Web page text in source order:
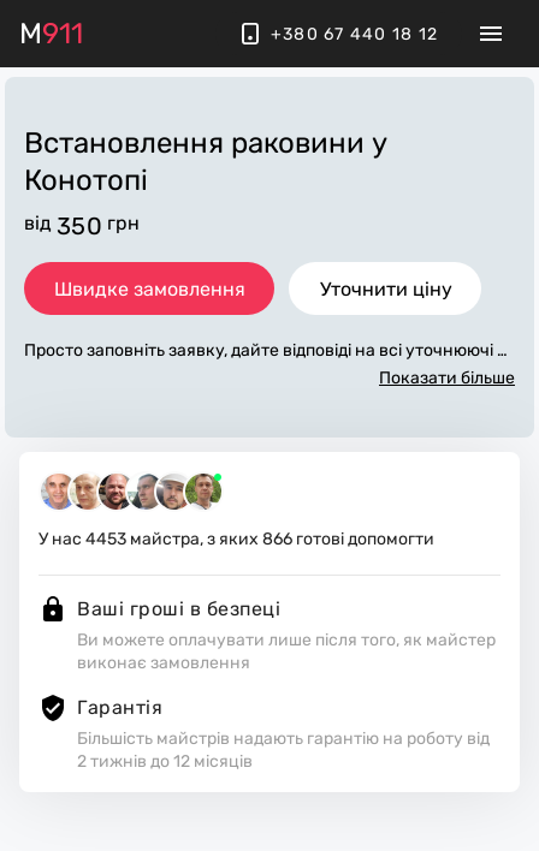
M911 +380 67 440 18 12
Встановлення раковини у
Конотопі
від 350 грн
Швидке замовлення Уточнити ціну
Просто заповніть заявку, дайте відповіді на всі уточнюючі за
питання по «встановлення раковини». Ми зв'яжемося з ва
и. Виконавці стежать за чистотою та прибирають робоче мі
сце.
Показати більше
У нас 4453 майстра, з яких 866 готові допомогти
Ваші гроші в безпеці
Ви можете оплачувати лише після того, як майстер
виконає замовлення
Гарантія
Більшість майстрів надають гарантію на роботу від
2 тижнів до 12 місяців